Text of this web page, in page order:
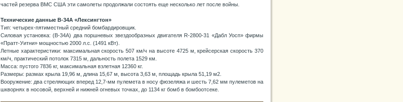
частей резерва ВМС США эти самолеты продолжали состоять еще несколько лет после войны.
Технические данные В-34А «Лексингтон»
Тип: четырех-пятиместный средний бомбардировщик.
Силовая установка: (B-34А) два поршневых звездообразных двигателя R-2800-31 «Дабл Уосп» фирмы
«Пратт-Уитни» мощностью 2000 л.с. (1491 кВт).
Летные характеристики: максимальная скорость 507 км/ч на высоте 4725 м, крейсерская скорость 370
км/ч, практический потолок 7315 м, дальность полета 1529 км.
Масса: пустого 7836 кг, максимальная взлетная 12360 кг.
Размеры: размах крыла 19,96 м, длина 15,67 м, высота 3,63 м, площадь крыла 51,19 м2.
Вооружение: два стреляющих вперед 12,7-мм пулемета в носу фюзеляжа и шесть 7,62 мм пулеметов на
шкворнях в носовой, верхней и нижней огневых точках, до 1134 кг бомб в бомбоотсеке.